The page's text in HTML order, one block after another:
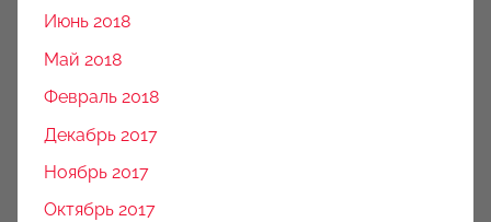
Июнь 2018
Май 2018
Февраль 2018
Декабрь 2017
Ноябрь 2017
Октябрь 2017